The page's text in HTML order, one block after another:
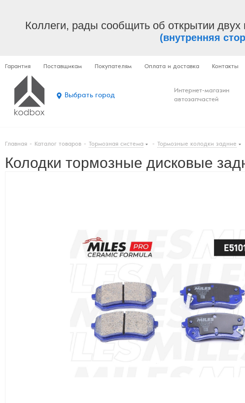
Коллеги, рады сообщить об открытии
(внутренняя
Гарантия Поставщикам Покупателям Оплата и доставка Контакты
Выбрать город
Интернет-магазин
автозапчастей
Главная - Каталог товаров - Тормозная система - Тормозные колодки задние
Колодки тормозные дисковые